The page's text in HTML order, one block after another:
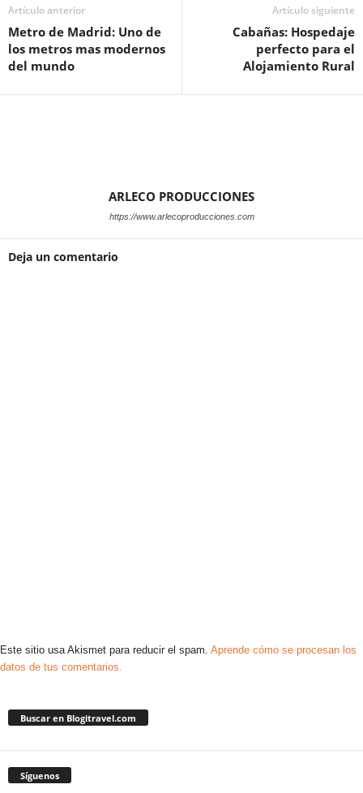
Artículo anterior
Metro de Madrid: Uno de
los metros mas modernos
del mundo
Artículo siguiente
Cabañas: Hospedaje
perfecto para el
Alojamiento Rural
ARLECO PRODUCCIONES
https://www.arlecoproducciones.com
Deja un comentario
Este sitio usa Akismet para reducir el spam. Aprende cómo se procesan los
datos de tus comentarios.
Buscar en Blogitravel.com
Síguenos